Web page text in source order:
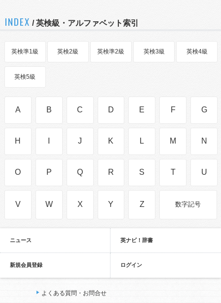
INDEX / 英検級・アルファベット索引
英検準1級 英検2級 英検準2級 英検3級 英検4級
英検5級
A B C D E F G
H J K L M N
O P Q R S T U
V W X Y Z 数字記号
ニュース 英ナビ！辞書
新規会員登録 ログイン
よくある質問・お問合せ